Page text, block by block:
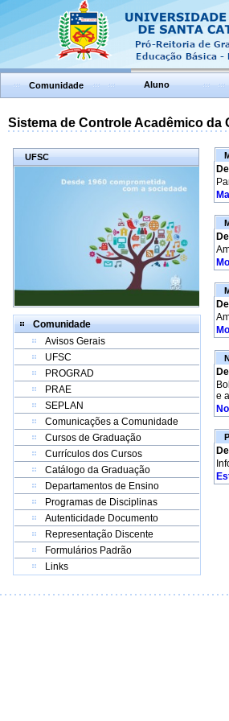
Comunidade Aluno
Sistema de Controle Acadêmico da
UFSC
Comunidade
Avisos Gerais
UFSC
PROGRAD
PRAE
SEPLAN
Comunicações a Comunidade
Cursos de Graduação
Currículos dos Cursos
Catálogo da Graduação
Departamentos de Ensino
Programas de Disciplinas
Autenticidade Documento
Representação Discente
Formulários Padrão
Links
e